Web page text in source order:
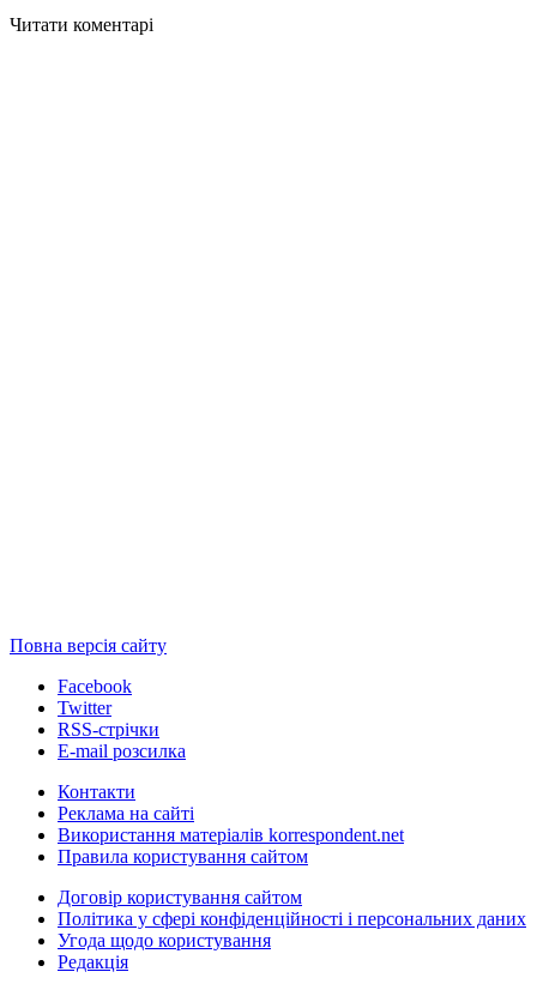
Читати коментарі
Повна версія сайту
Facebook
Twitter
RSS-стрічки
E-mail розсилка
Контакти
Реклама на сайті
Використання матеріалів korrespondent.net
Правила користування сайтом
Договір користування сайтом
Політика у сфері конфіденційності і персональних даних
Угода щодо користування
Редакція